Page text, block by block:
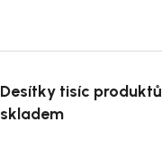
Desítky tisíc produktů
skladem